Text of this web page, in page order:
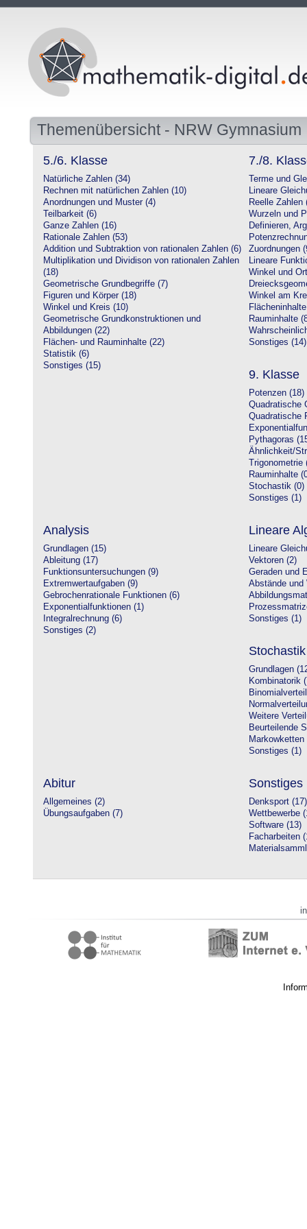
Themenübersicht - NRW Gymnasium
5./6. Klasse
Natürliche Zahlen (34)
Rechnen mit natürlichen Zahlen (10)
Anordnungen und Muster (4)
Teilbarkeit (6)
Ganze Zahlen (16)
Rationale Zahlen (53)
Addition und Subtraktion von rationalen Zahlen (6)
Multiplikation und Dividison von rationalen Zahlen
(18)
Geometrische Grundbegriffe (7)
Figuren und Körper (18)
Winkel und Kreis (10)
Geometrische Grundkonstruktionen und
Abbildungen (22)
Flächen- und Rauminhalte (22)
Statistik (6)
Sonstiges (15)
7./8.
Terme und
Lineare
Reelle Zahlen
Wurzeln und
Definieren,
Zuordnungen
Lineare
Winkel und
Winkel am
Rauminhalte
Sonstiges (14)
9. Klasse
Potenzen (18)
Quadratische
Quadratische
Pythagoras
Ähnlichkeit/
Trigonometrie
Rauminhalte
Stochastik (0)
Sonstiges (1)
Analysis
Grundlagen (15)
Ableitung (17)
Funktionsuntersuchungen (9)
Extremwertaufgaben (9)
Gebrochenrationale Funktionen (6)
Exponentialfunktionen (1)
Integralrechnung (6)
Sonstiges (2)
Lineare
Lineare
Vektoren (2)
Geraden und
Abstände und
Sonstiges (1)
Stochastik
Grundlagen
Kombinatorik
Weitere
Beurteilende
Markowketten
Sonstiges (1)
Abitur
Allgemeines (2)
Übungsaufgaben (7)
Sonstiges
Denksport (17)
Wettbewerbe
Software (13)
Facharbeiten